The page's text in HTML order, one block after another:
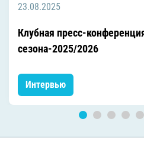
23.08.2025
Клубная пресс-
сезона-2025/2026
Интервью